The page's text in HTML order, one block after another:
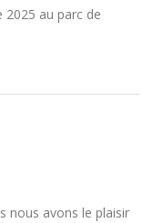
2025 au parc de
nous avons le plaisir